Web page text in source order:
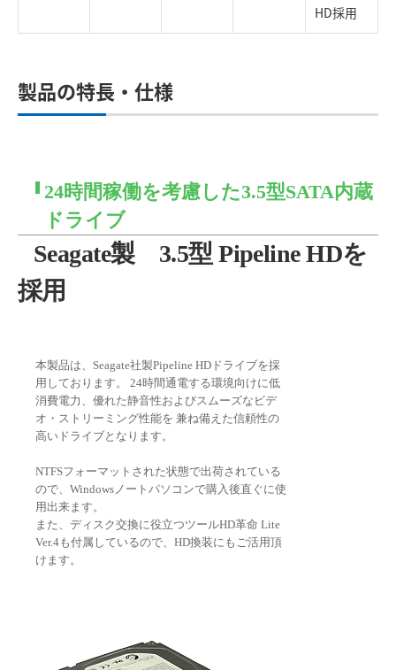
HD採用
製品の特長・仕様
24時間稼働を考慮した3.5型SATA内蔵
ドライブ
Seagate製 3.5型 Pipeline HDを
採用
本製品は、Seagate社製Pipeline HDドライブを採
用しております。 24時間通電する環境向けに低
消費電力、優れた静音性およびスムーズなビデ
オ・ストリーミング性能を 兼ね備えた信頼性の
高いドライブとなります。
NTFSフォーマットされた状態で出荷されている
ので、Windowsノートパソコンで購入後直ぐに使
用出来ます。
また、ディスク交換に役立つツールHD革命 Lite
Ver.4も付属しているので、HD換装にもご活用頂
けます。